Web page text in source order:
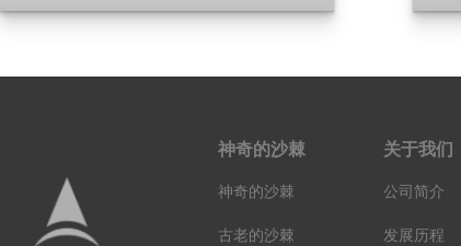
神奇的沙棘
神奇的沙棘
古老的沙棘
关于我们
公司简介
发展历程